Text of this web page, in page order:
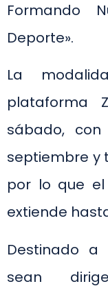
Formando
Deporte».
La
plataforma
sábado,
septiembre y
por lo que
extiende
Destinado a
sean